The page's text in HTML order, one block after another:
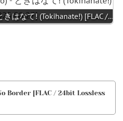
きはなて! (Tokihanate!) [FLAC /…
Border [FLAC / 24bit Lossless